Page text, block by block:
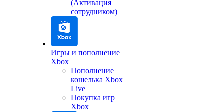
(Активация
сотрудником)
Игры и пополнение
Xbox
Пополнение
кошелька Xbox
Live
Покупка игр
Xbox